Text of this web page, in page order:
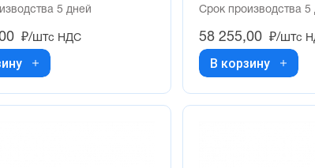
5 дней
₽/штс НДС
Срок производства 5
58 255,00 ₽/штс
В корзину